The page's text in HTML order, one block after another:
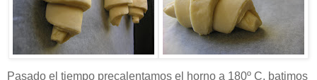
Pasado el tiempo precalentamos el horno a 180º C, batimos